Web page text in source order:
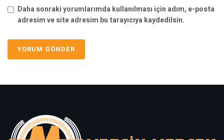
Daha sonraki yorumlarımda kullanılması için adım, e-posta
adresim ve site adresim bu tarayıcıya kaydedilsin.